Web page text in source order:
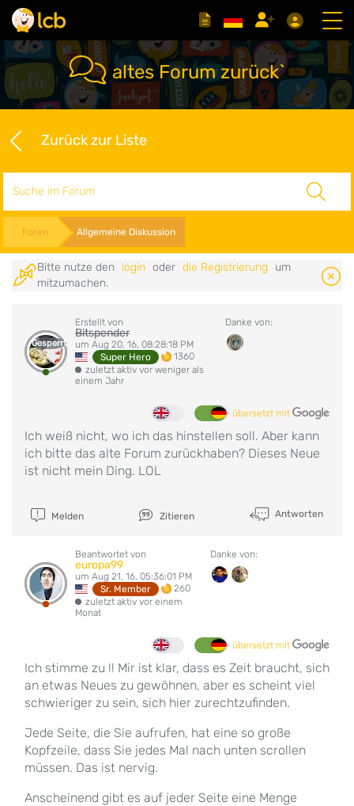
altes Forum zurück`
Zurück zur Liste
Foren Allgemeine Diskussion
Bitte nutze den login oder die Registrierung
um
mitzumachen.
Gesperrt
Erstellt von
Bitspender
um Aug 20, 16, 08:28:18 PM
Super Hero
1360
zuletzt aktiv vor weniger als
einem Jahr
Danke von:
übersetzt mit
Ich weiß nicht, wo ich das hinstellen soll. Aber kann
ich bitte das alte Forum zurückhaben? Dieses Neue
ist nicht mein Ding. LOL
Melden Zitieren Antworten
Beantwortet von
europa99
um Aug 21, 16, 05:36:01 PM
Sr. Member
260
zuletzt aktiv vor einem
Monat
Danke von:
übersetzt mit
Ich stimme zu !! Mir ist klar, dass es Zeit braucht, sich
an etwas Neues zu gewöhnen, aber es scheint viel
schwieriger zu sein, sich hier zurechtzufinden.
Jede Seite, die Sie aufrufen, hat eine so große
Kopfzeile, dass Sie jedes Mal nach unten scrollen
müssen. Das ist nervig.
Anscheinend gibt es auf jeder Seite eine Menge